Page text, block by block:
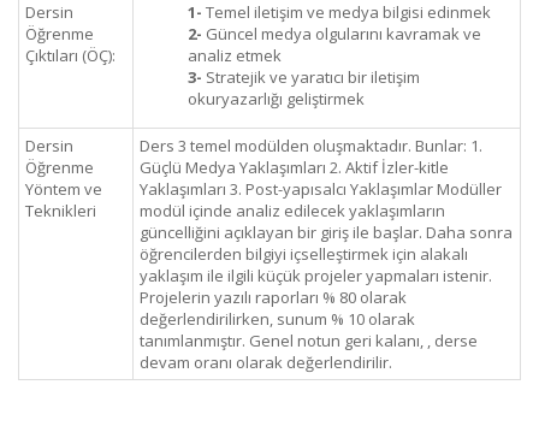
Dersin
Öğrenme
Çıktıları (ÖÇ):
1- Temel iletişim ve medya bilgisi edinmek
2- Güncel medya olgularını kavramak ve
analiz etmek
3- Stratejik ve yaratıcı bir iletişim
okuryazarlığı geliştirmek
Dersin
Öğrenme
Yöntem ve
Teknikleri
Ders 3 temel modülden oluşmaktadır. Bunlar: 1.
Güçlü Medya Yaklaşımları 2. Aktif İzler-kitle
Yaklaşımları 3. Post-yapısalcı Yaklaşımlar Modüller
modül içinde analiz edilecek yaklaşımların
güncelliğini açıklayan bir giriş ile başlar. Daha sonra
öğrencilerden bilgiyi içselleştirmek için alakalı
yaklaşım ile ilgili küçük projeler yapmaları istenir.
Projelerin yazılı raporları % 80 olarak
değerlendirilirken, sunum % 10 olarak
tanımlanmıştır. Genel notun geri kalanı, , derse
devam oranı olarak değerlendirilir.